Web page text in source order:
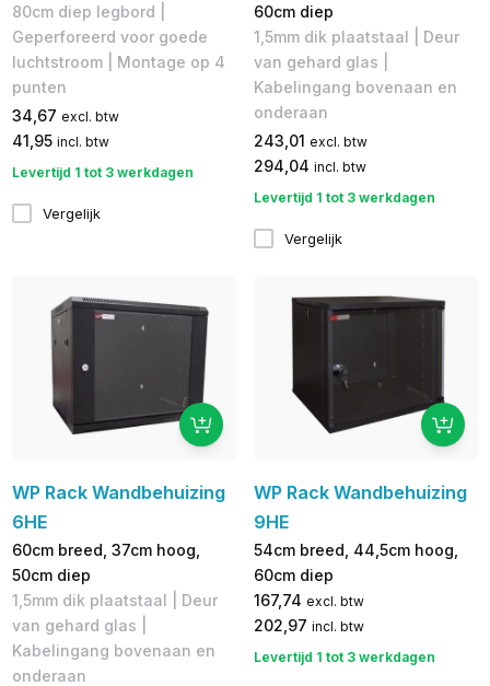
80cm diep legbord |
Geperforeerd voor goede
luchtstroom | ​Montage op 4
punten
34,67 excl. btw
41,95 incl. btw
Levertijd 1 tot 3 werkdagen
Vergelijk
60cm diep
1,5mm dik plaatstaal | Deur
van gehard glas |
Kabelingang bovenaan en
onderaan
243,01 excl. btw
294,04 incl. btw
Levertijd 1 tot 3 werkdagen
Vergelijk
WP Rack Wandbehuizing
6HE
60cm breed, 37cm hoog,
50cm diep
1,5mm dik plaatstaal | Deur
van gehard glas |
Kabelingang bovenaan en
onderaan
WP Rack Wandbehuizing
9HE
54cm breed, 44,5cm hoog,
60cm diep
167,74 excl. btw
202,97 incl. btw
Levertijd 1 tot 3 werkdagen